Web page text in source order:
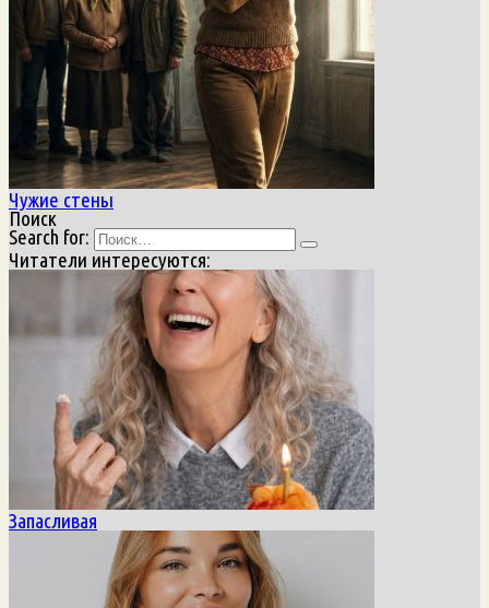
Чужие стены
Поиск
Search for:
Читатели интересуются:
Запасливая